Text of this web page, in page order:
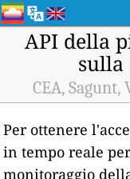
API della
CEA,
Per ottenere
in tempo reale
monitoraggio